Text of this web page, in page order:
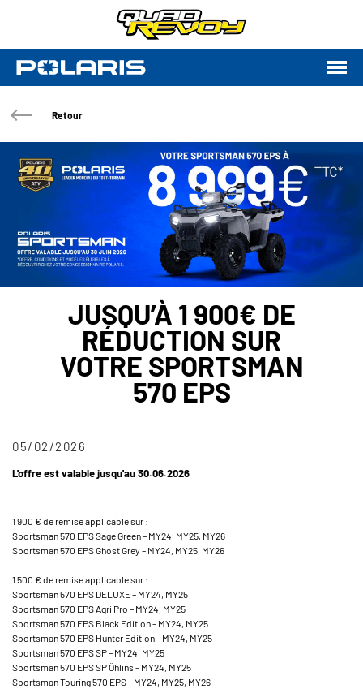
Retour
JUSQU’À 1 900€ DE
RÉDUCTION SUR
VOTRE SPORTSMAN
570 EPS
05/02/2026
L'offre est valable jusqu'au 30.06.2026
1 900 € de remise applicable sur :
Sportsman 570 EPS Sage Green – MY24, MY25, MY26
Sportsman 570 EPS Ghost Grey – MY24, MY25, MY26
1 500 € de remise applicable sur :
Sportsman 570 EPS DELUXE – MY24, MY25
Sportsman 570 EPS Agri Pro – MY24, MY25
Sportsman 570 EPS Black Edition – MY24, MY25
Sportsman 570 EPS Hunter Edition – MY24, MY25
Sportsman 570 EPS SP – MY24, MY25
Sportsman 570 EPS SP Öhlins – MY24, MY25
Sportsman Touring 570 EPS – MY24, MY25, MY26